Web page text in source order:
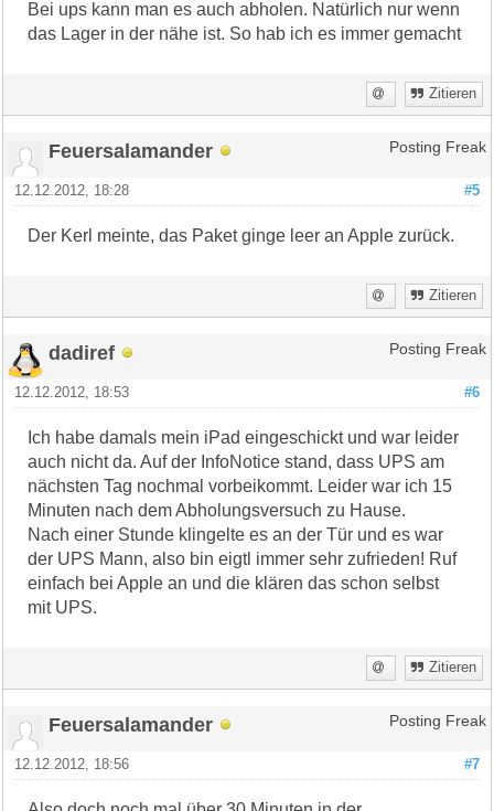
Bei ups kann man es auch abholen. Natürlich nur wenn
das Lager in der nähe ist. So hab ich es immer gemacht
Zitieren
Feuersalamander Posting Freak
#5
12.12.2012, 18:28
Der Kerl meinte, das Paket ginge leer an Apple zurück.
Zitieren
dadiref Posting Freak
#6
12.12.2012, 18:53
Ich habe damals mein iPad eingeschickt und war leider
auch nicht da. Auf der InfoNotice stand, dass UPS am
nächsten Tag nochmal vorbeikommt. Leider war ich 15
Minuten nach dem Abholungsversuch zu Hause.
Nach einer Stunde klingelte es an der Tür und es war
der UPS Mann, also bin eigtl immer sehr zufrieden! Ruf
einfach bei Apple an und die klären das schon selbst
mit UPS.
Zitieren
Feuersalamander Posting Freak
#7
12.12.2012, 18:56